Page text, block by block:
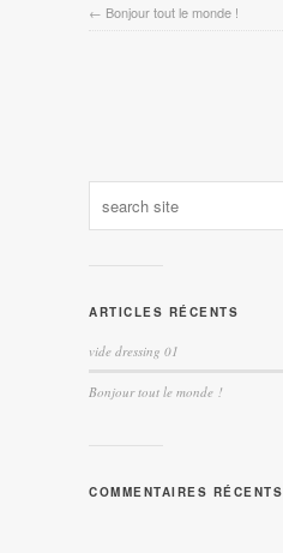
← Bonjour tout le monde !
ARTICLES RÉCENTS
vide dressing 01
Bonjour tout le monde !
COMMENTAIRES RÉCENTS